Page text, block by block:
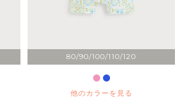
80/90/100/110/120
他のカラーを見る